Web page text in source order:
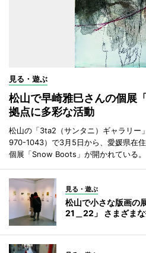
見る・遊ぶ
松山で早崎雅巳さんの個
拠点に多彩な活動
松山の「3ta2（サンタニ）ギャラリー
970-1043）で3月5日から、愛媛県在
個展「Snow Boots」が開かれている。
見る・遊ぶ
松山で小さな版画の
21＿22」 さまざま